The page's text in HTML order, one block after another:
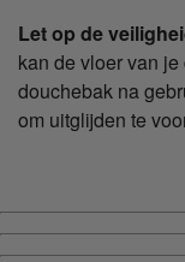
Let op de
kan de vloer van
douchebak na
om uitglijden te